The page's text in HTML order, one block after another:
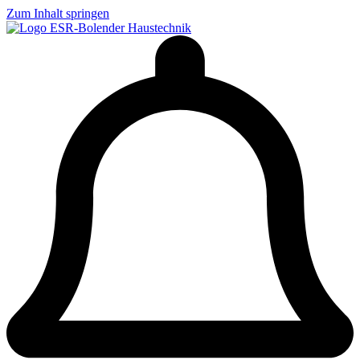
Zum Inhalt springen